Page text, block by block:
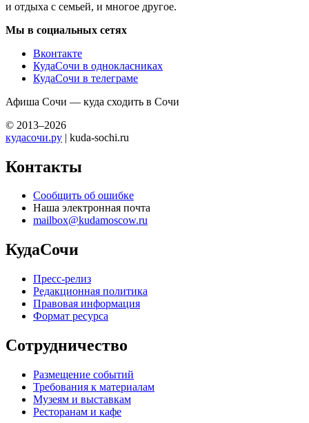
и отдыха с семьей, и многое другое.
Мы в социальных сетях
Вконтакте
КудаСочи в однокласниках
КудаСочи в телеграме
Афиша Сочи — куда сходить в Сочи
© 2013–2026
кудасочи.ру | kuda-sochi.ru
Контакты
Сообщить об ошибке
Наша электронная почта
mailbox@kudamoscow.ru
КудаСочи
Пресс-релиз
Редакционная политика
Правовая информация
Формат ресурса
Сотрудничество
Размещение событий
Требования к материалам
Музеям и выставкам
Ресторанам и кафе